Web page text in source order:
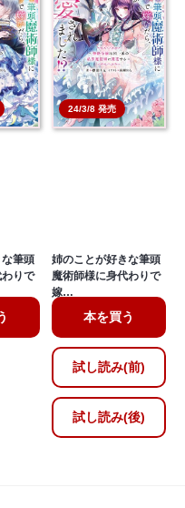
筆頭
りで
24/3/8 発売
姉のことが好きな筆頭
魔術師様に身代わりで
嫁…
本を買う
試し読み(前)
試し読み(後)